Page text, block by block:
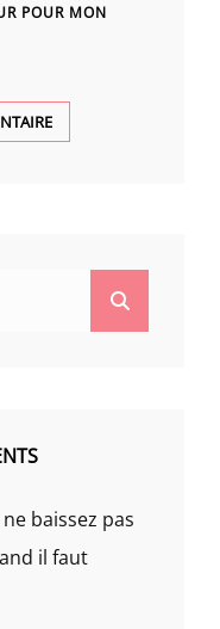
POUR MON
baissez pas
il faut